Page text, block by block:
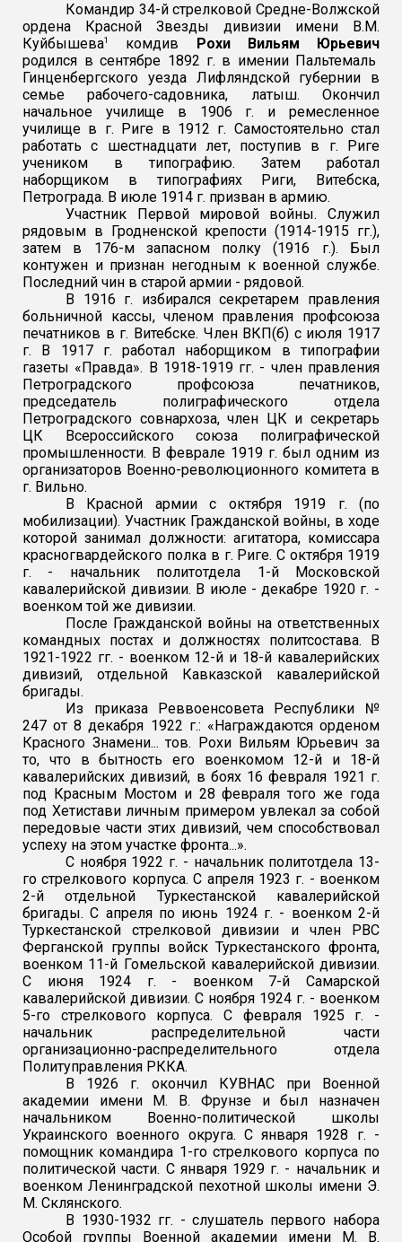
Командир 34-й стрелковой Средне-Волжской
ордена Красной Звезды дивизии имени В.М.
Куйбышева1 комдив Рохи Вильям Юрьевич
родился в сентябре 1892 г. в имении Пальтемаль
Гинценбергского уезда Лифляндской губернии в
семье рабочего-садовника, латыш. Окончил
начальное училище в 1906 г. и ремесленное
училище в г. Риге в 1912 г. Самостоятельно стал
работать с шестнадцати лет, поступив в г. Риге
учеником в типографию. Затем работал
наборщиком в типографиях Риги, Витебска,
Петрограда. В июле 1914 г. призван в армию.
Участник Первой мировой войны. Служил
рядовым в Гродненской крепости (1914-1915 гг.),
затем в 176-м запасном полку (1916 г.). Был
контужен и признан негодным к военной службе.
Последний чин в старой армии - рядовой.
В 1916 г. избирался секретарем правления
больничной кассы, членом правления профсоюза
печатников в г. Витебске. Член ВКП(б) с июля 1917
г. В 1917 г. работал наборщиком в типографии
газеты «Правда». В 1918-1919 гг. - член правления
Петроградского профсоюза печатников,
председатель полиграфического отдела
Петроградского совнархоза, член ЦК и секретарь
ЦК Всероссийского союза полиграфической
промышленности. В феврале 1919 г. был одним из
организаторов Военно-революционного комитета в
г. Вильно.
В Красной армии с октября 1919 г. (по
мобилизации). Участник Гражданской войны, в ходе
которой занимал должности: агитатора, комиссара
красногвардейского полка в г. Риге. С октября 1919
г. - начальник политотдела 1-й Московской
кавалерийской дивизии. В июле - декабре 1920 г. -
военком той же дивизии.
После Гражданской войны на ответственных
командных постах и должностях политсостава. В
1921-1922 гг. - военком 12-й и 18-й кавалерийских
дивизий, отдельной Кавказской кавалерийской
бригады.
Из приказа Реввоенсовета Республики №
247 от 8 декабря 1922 г.: «Награждаются орденом
Красного Знамени... тов. Рохи Вильям Юрьевич за
то, что в бытность его военкомом 12-й и 18-й
кавалерийских дивизий, в боях 16 февраля 1921 г.
под Красным Мостом и 28 февраля того же года
под Хетистави личным примером увлекал за собой
передовые части этих дивизий, чем способствовал
успеху на этом участке фронта...».
С ноября 1922 г. - начальник политотдела 13-
го стрелкового корпуса. С апреля 1923 г. - военком
2-й отдельной Туркестанской кавалерийской
бригады. С апреля по июнь 1924 г. - военком 2-й
Туркестанской стрелковой дивизии и член РВС
Ферганской группы войск Туркестанского фронта,
военком 11-й Гомельской кавалерийской дивизии.
С июня 1924 г. - военком 7-й Самарской
кавалерийской дивизии. С ноября 1924 г. - военком
5-го стрелкового корпуса. С февраля 1925 г. -
начальник распределительной части
организационно-распределительного отдела
Политуправления РККА.
В 1926 г. окончил КУВНАС при Военной
академии имени М. В. Фрунзе и был назначен
начальником Военно-политической школы
Украинского военного округа. С января 1928 г. -
помощник командира 1-го стрелкового корпуса по
политической части. С января 1929 г. - начальник и
военком Ленинградской пехотной школы имени Э.
М. Склянского.
В 1930-1932 гг. - слушатель первого набора
Особой группы Военной академии имени М. В.